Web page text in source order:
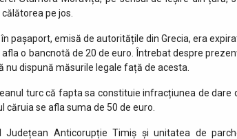
pe jos.
pașaport, emisă de autoritățile din Grecia, era
o bancnotă de 20 de euro. Întrebat despre
dispună măsurile legale față de acesta.
turc că fapta sa constituie infracțiunea de dare
se afla suma de 50 de euro.
Anticorupție Timiș și unitatea de